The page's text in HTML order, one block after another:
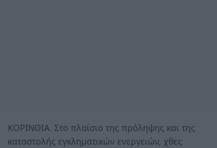
ΚΟΡΙΝΘΙΑ. Στο πλαίσιο της πρόληψης και της
καταστολής εγκληματικών ενεργειών, χθες